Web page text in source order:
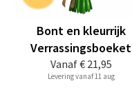
Vanaf€ 21,95
Bont en kleurrijk
Verrassingsboeket
Levering vanaf 11 aug